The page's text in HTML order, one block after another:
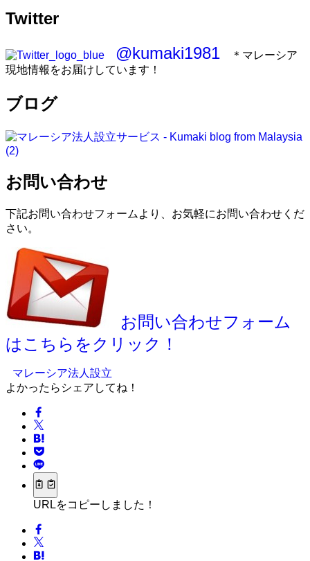
Twitter
@kumaki1981 ＊マレーシア
現地情報をお届けしています！
ブログ
お問い合わせ
下記お問い合わせフォームより、お気軽にお問い合わせくだ
さい。
お問い合わせフォーム
はこちらをクリック！
マレーシア法人設立
よかったらシェアしてね！
URLをコピーしました！